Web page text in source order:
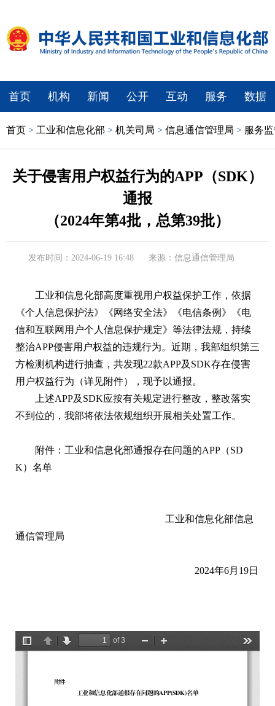
首页 机构 新闻 公开 互动 服务 数据
首页 > 工业和信息化部 > 机关司局 > 信息通信管理局 > 服务
关于侵害用户权益行为的APP（SDK）
通报
（2024年第4批，总第39批）
发布时间：2024-06-19 16:48 来源：信息通信管理局
工业和信息化部高度重视用户权益保护工作，依据
《个人信息保护法》《网络安全法》《电信条例》《电
信和互联网用户个人信息保护规定》等法律法规，持续
整治APP侵害用户权益的违规行为。近期，我部组织第三
方检测机构进行抽查，共发现22款APP及SDK存在侵害
用户权益行为（详见附件），现予以通报。
上述APP及SDK应按有关规定进行整改，整改落实
不到位的，我部将依法依规组织开展相关处置工作。
附件：工业和信息化部通报存在问题的APP（SD
K）名单
工业和信息化部信息
通信管理局
2024年6月19日